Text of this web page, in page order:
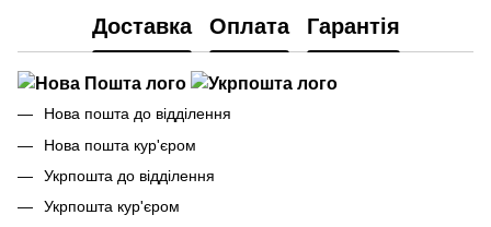
Доставка Оплата Гарантія
Нова пошта до відділення
Нова пошта кур'єром
Укрпошта до відділення
Укрпошта кур'єром